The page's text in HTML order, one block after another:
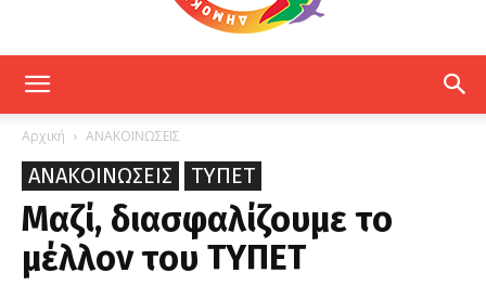
ΕΤΕ
Αρχική ΑΝΑΚΟΙΝΩΣΕΙΣ
ΑΝΑΚΟΙΝΩΣΕΙΣ ΤΥΠΕΤ
Μαζί, διασφαλίζουμε το
μέλλον του ΤΥΠΕΤ